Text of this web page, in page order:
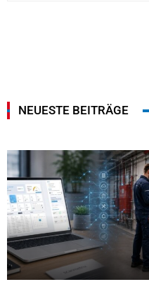
NEUESTE BEITRÄGE